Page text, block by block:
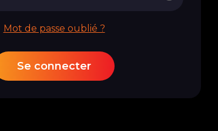
Mot de passe oublié ?
Se connecter